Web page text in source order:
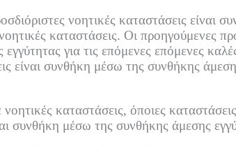
νοητικές καταστάσεις είναι
καταστάσεις. Οι προηγούμενες
για τις επόμενες επόμενες
είναι συνθήκη μέσω της συνθήκης
καταστάσεις, όποιες
συνθήκη μέσω της συνθήκης άμεσης